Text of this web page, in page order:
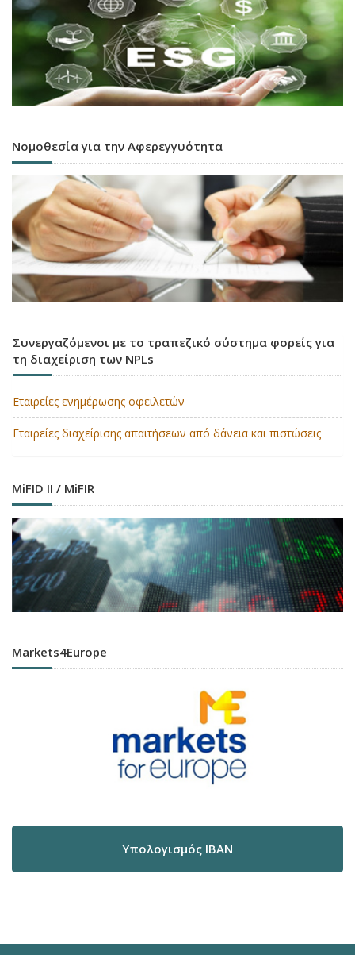
Νομοθεσία για την Αφερεγγυότητα
Συνεργαζόμενοι με το τραπεζικό σύστημα φορείς για
τη διαχείριση των NPLs
Εταιρείες ενημέρωσης οφειλετών
Εταιρείες διαχείρισης απαιτήσεων από δάνεια και πιστώσεις
MiFID II / MiFIR
Markets4Europe
Υπολογισμός IBAN